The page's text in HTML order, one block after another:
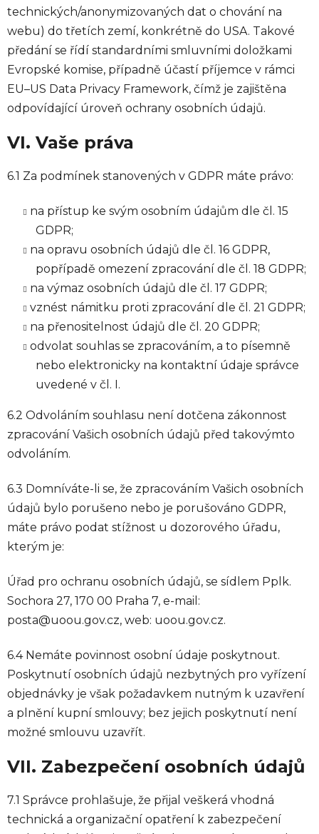
technických/anonymizovaných dat o chování na
webu) do třetích zemí, konkrétně do USA. Takové
předání se řídí standardními smluvními doložkami
Evropské komise, případně účastí příjemce v rámci
EU–US Data Privacy Framework, čímž je zajištěna
odpovídající úroveň ochrany osobních údajů.
VI. Vaše práva
6.1 Za podmínek stanovených v GDPR máte právo:
na přístup ke svým osobním údajům dle čl. 15
GDPR;
na opravu osobních údajů dle čl. 16 GDPR,
popřípadě omezení zpracování dle čl. 18 GDPR;
na výmaz osobních údajů dle čl. 17 GDPR;
vznést námitku proti zpracování dle čl. 21 GDPR;
na přenositelnost údajů dle čl. 20 GDPR;
odvolat souhlas se zpracováním, a to písemně
nebo elektronicky na kontaktní údaje správce
uvedené v čl. I.
6.2 Odvoláním souhlasu není dotčena zákonnost
zpracování Vašich osobních údajů před takovýmto
odvoláním.
6.3 Domníváte-li se, že zpracováním Vašich osobních
údajů bylo porušeno nebo je porušováno GDPR,
máte právo podat stížnost u dozorového úřadu,
kterým je:
Úřad pro ochranu osobních údajů, se sídlem Pplk.
Sochora 27, 170 00 Praha 7, e-mail:
posta@uoou.gov.cz, web: uoou.gov.cz.
6.4 Nemáte povinnost osobní údaje poskytnout.
Poskytnutí osobních údajů nezbytných pro vyřízení
objednávky je však požadavkem nutným k uzavření
a plnění kupní smlouvy; bez jejich poskytnutí není
možné smlouvu uzavřít.
VII. Zabezpečení osobních údajů
7.1 Správce prohlašuje, že přijal veškerá vhodná
technická a organizační opatření k zabezpečení